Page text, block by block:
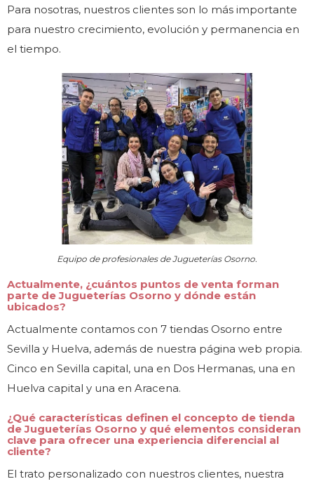
Para nosotras, nuestros clientes son lo más importante
para nuestro crecimiento, evolución y permanencia en
el tiempo.
Equipo de profesionales de Jugueterías Osorno.
Actualmente, ¿cuántos puntos de venta forman
parte de Jugueterías Osorno y dónde están
ubicados?
Actualmente contamos con 7 tiendas Osorno entre
Sevilla y Huelva, además de nuestra página web propia.
Cinco en Sevilla capital, una en Dos Hermanas, una en
Huelva capital y una en Aracena.
¿Qué características definen el concepto de tienda
de Jugueterías Osorno y qué elementos consideran
clave para ofrecer una experiencia diferencial al
cliente?
El trato personalizado con nuestros clientes, nuestra